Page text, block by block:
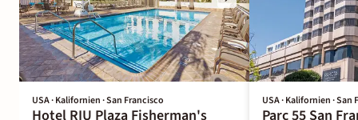
USA · Kalifornien · San Francisco
Hotel RIU Plaza Fisherman's
USA · Kalifornien · San
Parc 55 San